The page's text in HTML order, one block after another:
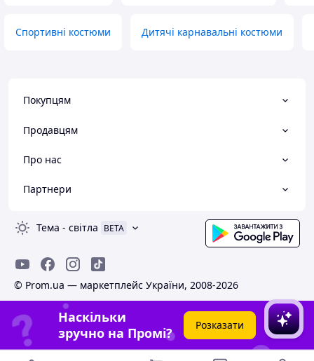
Спортивні костюми Дитячі карнавальні костюми
Покупцям
Продавцям
Про нас
Партнери
Тема - світла BETA
© Prom.ua — маркетплейс України, 2008-2026
Наскільки
зручно на Промі?
Розказати